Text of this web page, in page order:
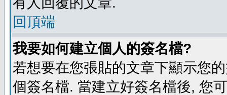
回頂端
我要如何建立個人的簽名檔?
若想要在您張貼的文章下顯示您
個簽名檔. 當建立好簽名檔後, 您